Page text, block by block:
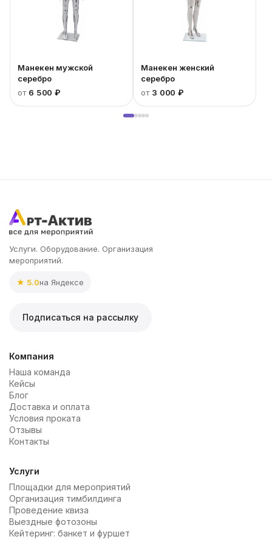
Манекен мужской
серебро
от 6 500 ₽
Манекен женский
серебро
от 3 000 ₽
Услуги. Оборудование. Организация
мероприятий.
★ 5.0на Яндексе
Подписаться на рассылку
Компания
Наша команда
Кейсы
Блог
Доставка и оплата
Условия проката
Отзывы
Контакты
Услуги
Площадки для мероприятий
Организация тимбилдинга
Проведение квиза
Выездные фотозоны
Кейтеринг: банкет и фуршет